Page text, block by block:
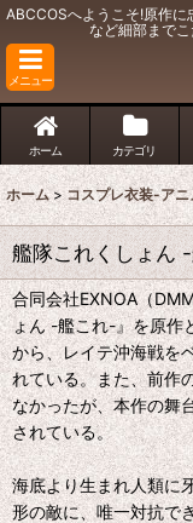
ABCCOSへようこそ!原作
など細部までこ
メニュー
ホーム カテゴリ
ホーム > コスプレ衣装-アニ
艦隊これくしょん
合同会社EXNOA（
ょん -艦これ-』を原作
から、レイテ沖海戦を
れている。また、前作
なかったが、本作の舞
されている。
海底より生まれ人類に
形の敵に、唯一対抗で